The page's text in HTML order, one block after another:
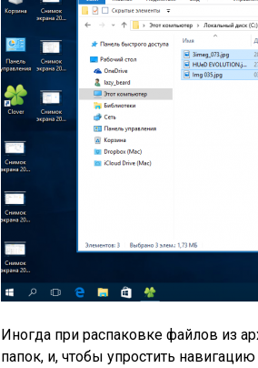
Иногда при распаковке файлов из
папок, и, чтобы упростить